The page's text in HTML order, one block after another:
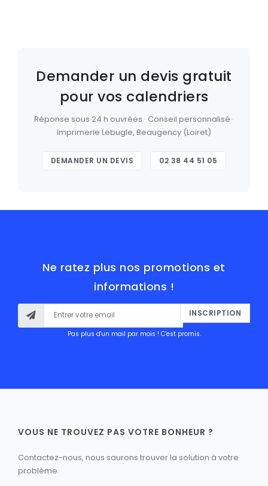
Demander un devis gratuit
pour vos calendriers
Réponse sous 24 h ouvrées · Conseil personnalisé ·
Imprimerie Lebugle, Beaugency (Loiret)
DEMANDER UN DEVIS 02 38 44 51 05
Ne ratez plus nos promotions et
informations !
INSCRIPTION
Pas plus d'un mail par mois ! C'est promis.
VOUS NE TROUVEZ PAS VOTRE BONHEUR ?
Contactez-nous, nous saurons trouver la solution à votre
problème.